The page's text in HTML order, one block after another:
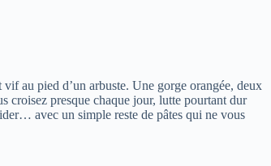
au pied d’un arbuste. Une gorge orangée, deux
croisez presque chaque jour, lutte pourtant dur
avec un simple reste de pâtes qui ne vous